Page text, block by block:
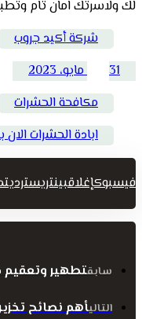
لك ولاسرتك امان تام
شركة أكيد جروب
31 مايو، 2023
مكافحة الحشرات
ابادة الحشرات
فيسبوكإغلاقبينتريسترديت
سابقتطهير وتعقيم
التاليأهم نصائح